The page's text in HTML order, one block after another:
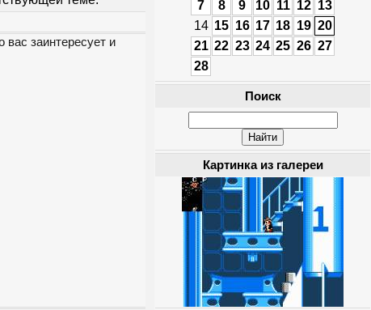
заинтересует и
7
8 9 10 11 12 13
14 15 16 17 18 19 20
21 22 23 24 25 26 27
28
Поиск
Картинка из галереи